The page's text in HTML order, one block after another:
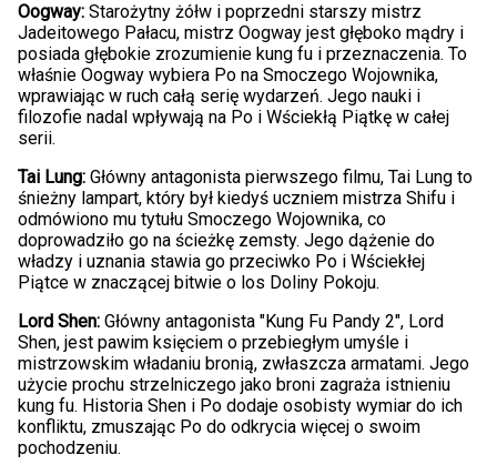
Oogway: Starożytny żółw i poprzedni starszy mistrz
Jadeitowego Pałacu, mistrz Oogway jest głęboko mądry i
posiada głębokie zrozumienie kung fu i przeznaczenia. To
właśnie Oogway wybiera Po na Smoczego Wojownika,
wprawiając w ruch całą serię wydarzeń. Jego nauki i
filozofie nadal wpływają na Po i Wściekłą Piątkę w całej
serii.
Tai Lung: Główny antagonista pierwszego filmu, Tai Lung to
śnieżny lampart, który był kiedyś uczniem mistrza Shifu i
odmówiono mu tytułu Smoczego Wojownika, co
doprowadziło go na ścieżkę zemsty. Jego dążenie do
władzy i uznania stawia go przeciwko Po i Wściekłej
Piątce w znaczącej bitwie o los Doliny Pokoju.
Lord Shen: Główny antagonista "Kung Fu Pandy 2", Lord
Shen, jest pawim księciem o przebiegłym umyśle i
mistrzowskim władaniu bronią, zwłaszcza armatami. Jego
użycie prochu strzelniczego jako broni zagraża istnieniu
kung fu. Historia Shen i Po dodaje osobisty wymiar do ich
konfliktu, zmuszając Po do odkrycia więcej o swoim
pochodzeniu.